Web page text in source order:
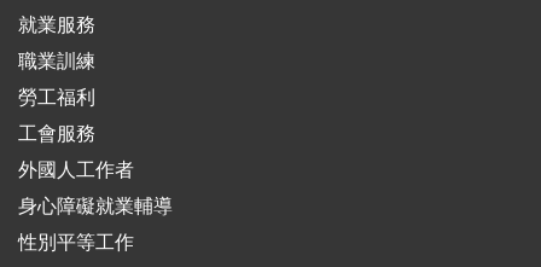
就業服務
職業訓練
勞工福利
工會服務
外國人工作者
身心障礙就業輔導
性別平等工作